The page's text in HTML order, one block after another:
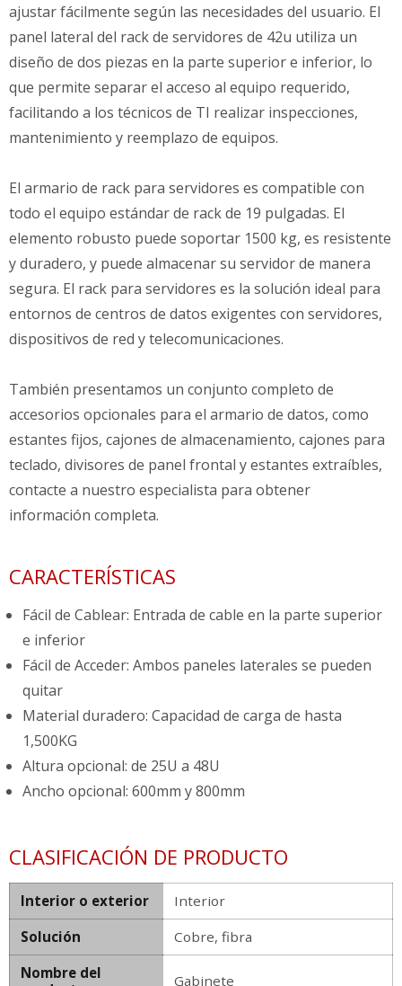
ajustar fácilmente según las necesidades del usuario. El
panel lateral del rack de servidores de 42u utiliza un
diseño de dos piezas en la parte superior e inferior, lo
que permite separar el acceso al equipo requerido,
facilitando a los técnicos de TI realizar inspecciones,
mantenimiento y reemplazo de equipos.
El armario de rack para servidores es compatible con
todo el equipo estándar de rack de 19 pulgadas. El
elemento robusto puede soportar 1500 kg, es resistente
y duradero, y puede almacenar su servidor de manera
segura. El rack para servidores es la solución ideal para
entornos de centros de datos exigentes con servidores,
dispositivos de red y telecomunicaciones.
También presentamos un conjunto completo de
accesorios opcionales para el armario de datos, como
estantes fijos, cajones de almacenamiento, cajones para
teclado, divisores de panel frontal y estantes extraíbles,
contacte a nuestro especialista para obtener
información completa.
CARACTERÍSTICAS
Fácil de Cablear: Entrada de cable en la parte superior
e inferior
Fácil de Acceder: Ambos paneles laterales se pueden
quitar
Material duradero: Capacidad de carga de hasta
1,500KG
Altura opcional: de 25U a 48U
Ancho opcional: 600mm y 800mm
CLASIFICACIÓN DE PRODUCTO
Interior o exterior
Interior
Solución
Cobre, fibra
Nombre del
Gabinete